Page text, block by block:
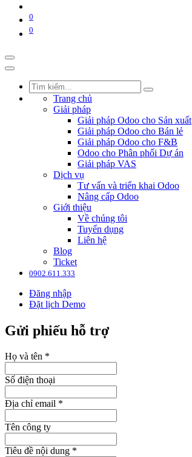
0
0
Trang chủ
Giải pháp
Giải pháp Odoo cho Sản xuất
Giải pháp Odoo cho Bán lẻ
Giải pháp Odoo cho F&B
Odoo cho Phân phối Dự án
Giải pháp VAS
Dịch vụ
Tư vấn và triển khai Odoo
Nâng cấp Odoo
Giới thiệu
Về chúng tôi
Tuyển dụng
Liên hệ
Blog
Ticket
0902.611.333
Đăng nhập
Đặt lịch Demo
Gửi phiếu hỗ trợ
Họ và tên *
Số điện thoại
Địa chỉ email *
Tên công ty
Tiêu đề nội dung *